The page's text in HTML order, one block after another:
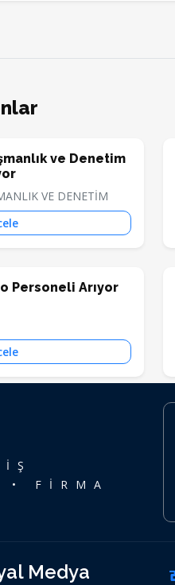
ve Denetim
VE DENETİM
Personeli Arıyor
İŞ
• FİRMA
Medya